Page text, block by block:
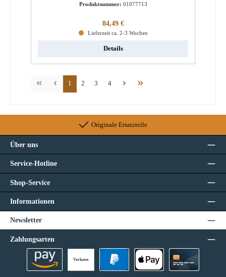
Produktnummer: 01077713
Regulärer Preis:
84,49 €
Lieferzeit ca. 2-3 Wochen
Details
Seite
1 Seite
2 Seite
3 Seite
4
Originale Ersatzteile
Über uns
Service-Hotline
Shop-Service
Informationen
Newsletter
Zahlungsarten
Vorkasse